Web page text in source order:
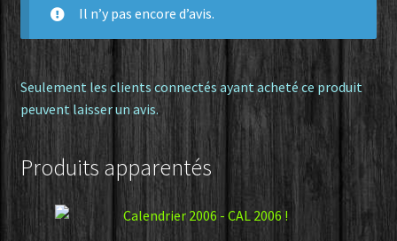
Il n’y pas encore d’avis.
Seulement les clients connectés ayant acheté ce produit
peuvent laisser un avis.
Produits apparentés